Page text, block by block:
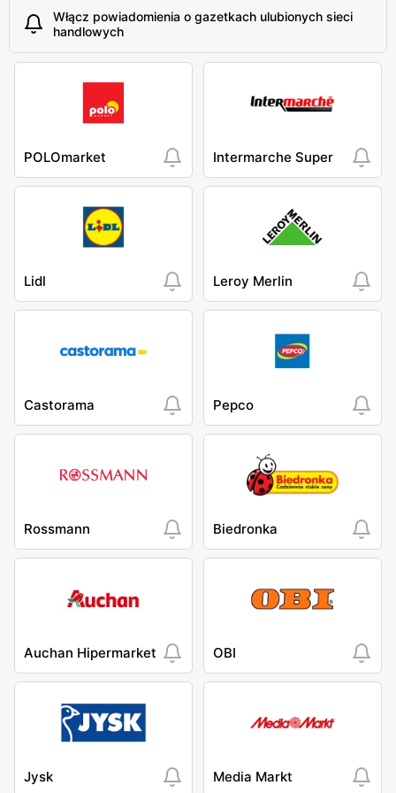
Włącz powiadomienia o gazetkach ulubionych sieci
handlowych
POLOmarket Intermarche Super
Lidl Leroy Merlin
Castorama Pepco
Rossmann Biedronka
Auchan Hipermarket OBI
Jysk Media Markt